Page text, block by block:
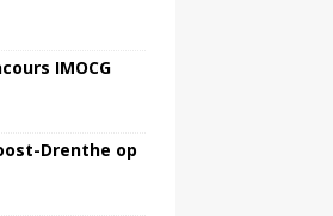
IMOCG
Drenthe op